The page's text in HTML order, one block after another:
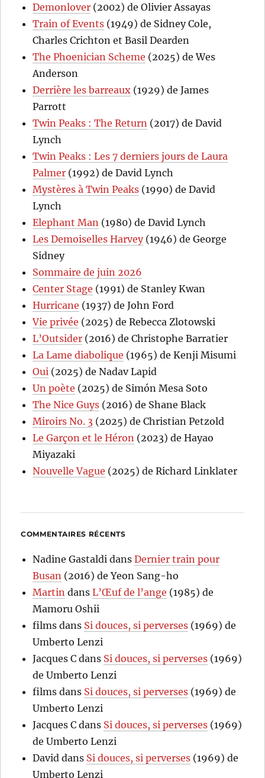
Demonlover (2002) de Olivier Assayas
Train of Events (1949) de Sidney Cole,
Charles Crichton et Basil Dearden
The Phoenician Scheme (2025) de Wes
Anderson
Derrière les barreaux (1929) de James
Parrott
Twin Peaks : The Return (2017) de David
Lynch
Twin Peaks : Les 7 derniers jours de Laura
Palmer (1992) de David Lynch
Mystères à Twin Peaks (1990) de David
Lynch
Elephant Man (1980) de David Lynch
Les Demoiselles Harvey(1946) de George
Sidney
Sommaire de juin 2026
Center Stage (1991) de Stanley Kwan
Hurricane (1937) de John Ford
Vie privée (2025) de Rebecca Zlotowski
L’Outsider (2016) de Christophe Barratier
La Lame diabolique (1965) de Kenji Misumi
Oui (2025) de Nadav Lapid
Un poète (2025) de Simón Mesa Soto
The Nice Guys (2016) de Shane Black
Miroirs No. 3 (2025) de Christian Petzold
Le Garçon et le Héron (2023) de Hayao
Miyazaki
Nouvelle Vague (2025) de Richard Linklater
COMMENTAIRES RÉCENTS
Nadine Gastaldi dansDernier train pour
Busan (2016) de Yeon Sang-ho
Martin dansL’Œuf de l’ange (1985) de
Mamoru Oshii
films dans Si douces, si perverses (1969) de
Umberto Lenzi
Jacques C dans Si douces, si perverses (1969)
de Umberto Lenzi
films dans Si douces, si perverses (1969) de
Umberto Lenzi
Jacques C dans Si douces, si perverses (1969)
de Umberto Lenzi
David dans Si douces, si perverses (1969) de
Umberto Lenzi